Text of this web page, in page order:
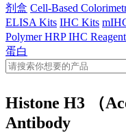
剂盒 Cell-Based
ELISA Kits IHC Kits
Polymer HRP IHC
蛋白
Histone H3 （
Antibody